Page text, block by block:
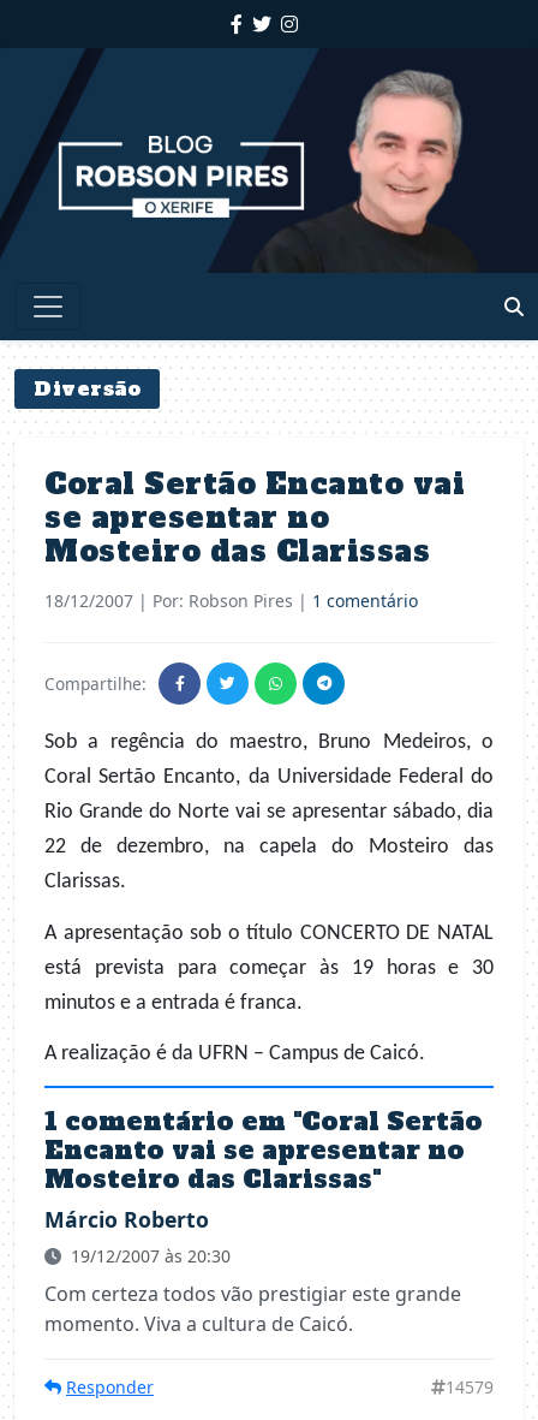
Diversão
Coral Sertão Encanto vai
se apresentar no
Mosteiro das Clarissas
18/12/2007 | Por: Robson Pires | 1 comentário
Compartilhe:
Sob a regência do maestro, Bruno Medeiros, o
Coral Sertão Encanto, da Universidade Federal do
Rio Grande do Norte vai se apresentar sábado, dia
22 de dezembro, na capela do Mosteiro das
Clarissas.
A apresentação sob o título CONCERTO DE NATAL
está prevista para começar às 19 horas e 30
minutos e a entrada é franca.
A realização é da UFRN – Campus de Caicó.
1 comentário em "Coral Sertão
Encanto vai se apresentar no
Mosteiro das Clarissas"
Márcio Roberto
19/12/2007 às 20:30
Com certeza todos vão prestigiar este grande
momento. Viva a cultura de Caicó.
Responder 14579